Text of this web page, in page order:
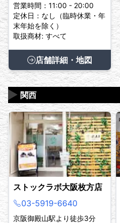
営業時間：11:00 - 20:00
定休日：なし（臨時休業・年
末年始を除く）
取扱商材: すべて
店舗詳細・地図
関西
▶
ストックラボ大阪枚方店
03-5919-6640
京阪御殿山駅より徒歩3分